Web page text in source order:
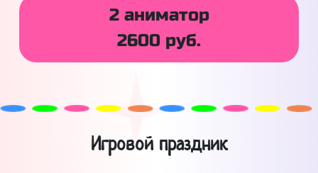
2 аниматор
2600 руб.
Игровой праздник